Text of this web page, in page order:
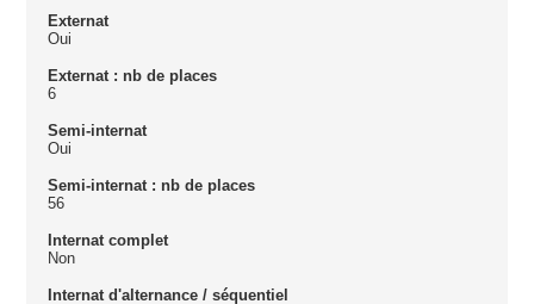
Externat
Oui
Externat : nb de places
6
Semi-internat
Oui
Semi-internat : nb de places
56
Internat complet
Non
Internat d'alternance / séquentiel